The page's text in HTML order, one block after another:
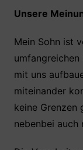
Unsere
Mein Sohn ist
umfangreichen
mit uns
miteinander
keine
nebenbei